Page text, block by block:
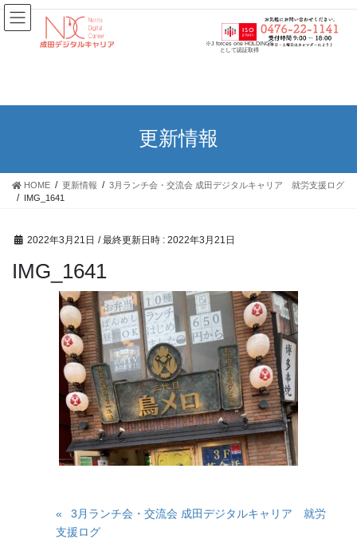
※J forces one HOLDINGS
として認証取得
更新情報
HOME 更新情報
3月ランチ会・交流会 成田デジタルキャリア 就労支援ログ
IMG_1641
2022年3月21日 / 最終更新日時 : 2022年3月21日
IMG_1641
3月ランチ会・交流会 成田デジタルキャリア 就労
支援ログ